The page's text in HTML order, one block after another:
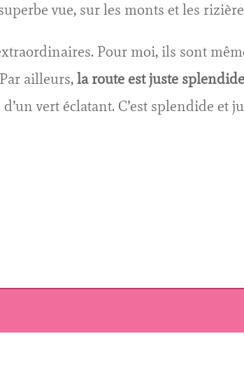
vue, sur les monts et les
Pour moi, ils sont
ailleurs,la route est juste splendide
vert éclatant. C’est splendide et